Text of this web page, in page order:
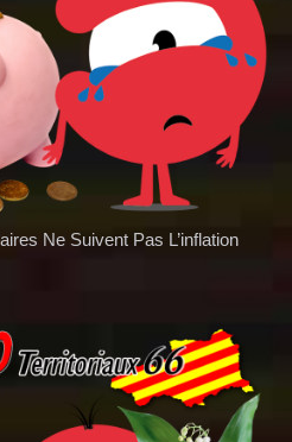
Ne Suivent Pas L’inflation